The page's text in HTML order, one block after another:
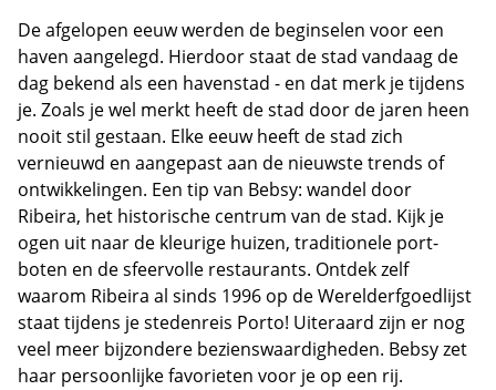
De afgelopen eeuw werden de beginselen voor een
haven aangelegd. Hierdoor staat de stad vandaag de
dag bekend als een havenstad - en dat merk je tijdens
je. Zoals je wel merkt heeft de stad door de jaren heen
nooit stil gestaan. Elke eeuw heeft de stad zich
vernieuwd en aangepast aan de nieuwste trends of
ontwikkelingen. Een tip van Bebsy: wandel door
Ribeira, het historische centrum van de stad. Kijk je
ogen uit naar de kleurige huizen, traditionele port-
boten en de sfeervolle restaurants. Ontdek zelf
waarom Ribeira al sinds 1996 op de Werelderfgoedlijst
staat tijdens je stedenreis Porto! Uiteraard zijn er nog
veel meer bijzondere bezienswaardigheden. Bebsy zet
haar persoonlijke favorieten voor je op een rij.